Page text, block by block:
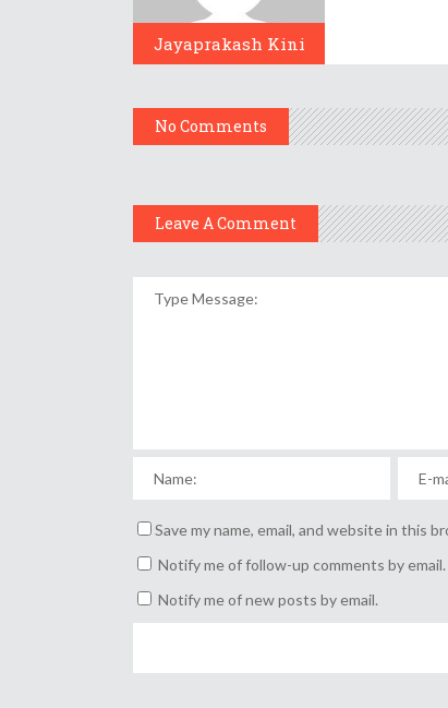
Jayaprakash Kini
No Comments
Leave A Comment
Save my name, email, and website in this
Notify me of follow-up comments by email.
Notify me of new posts by email.